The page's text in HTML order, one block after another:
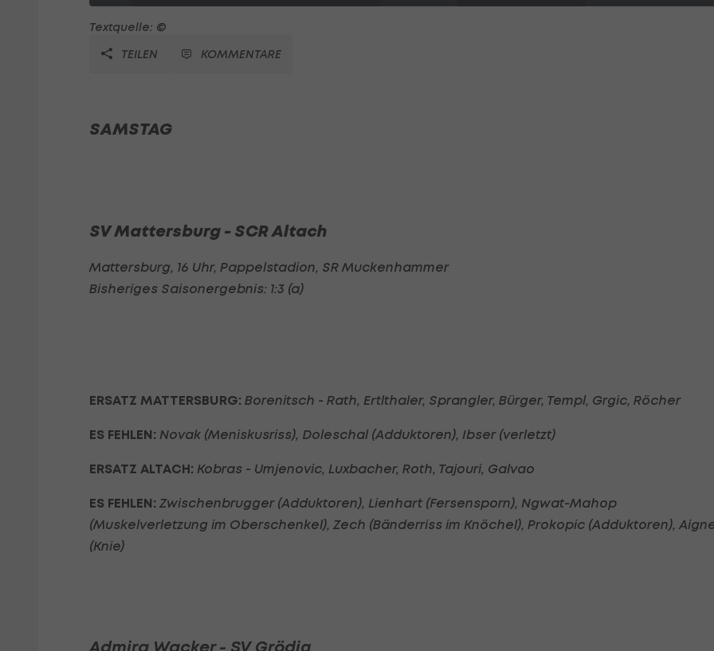
Textquelle: ©
TEILEN
KOMMENTARE
SAMSTAG
SV Mattersburg - SCR Altach
Mattersburg, 16 Uhr, Pappelstadion, SR Muckenhammer
Bisheriges Saisonergebnis: 1:3 (a)
ERSATZ MATTERSBURG: Borenitsch - Rath, Ertlthaler, Sprangler, Bürger, Templ, Grgic, Röcher
ES FEHLEN: Novak (Meniskusriss), Doleschal (Adduktoren), Ibser (verletzt)
ERSATZ ALTACH: Kobras - Umjenovic, Luxbacher, Roth, Tajouri, Galvao
ES FEHLEN: Zwischenbrugger (Adduktoren), Lienhart (Fersensporn), Ngwat-Mahop
(Muskelverletzung im Oberschenkel), Zech (Bänderriss im Knöchel), Prokopic (Adduktoren),
(Knie)
Admira Wacker - SV Grödig